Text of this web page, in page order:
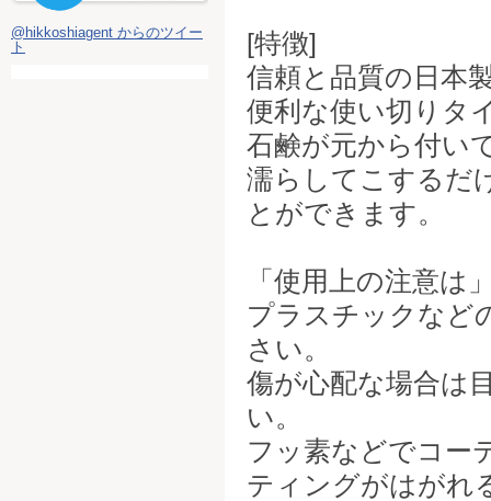
[特徴]
信頼と品質の日本
便利な使い切りタ
石鹸が元から付い
濡らしてこするだ
とができます。
「使用上の注意は
プラスチックなど
さい。
傷が心配な場合は
い。
フッ素などでコー
ティングがはがれ
@hikkoshiagent からのツイー
ト